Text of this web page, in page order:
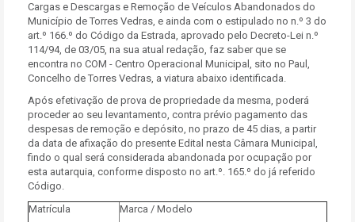
Cargas e Descargas e Remoção de Veículos Abandonados do
Município de Torres Vedras, e ainda com o estipulado no n.º 3 do
art.º 166.º do Código da Estrada, aprovado pelo Decreto-Lei n.º
114/94, de 03/05, na sua atual redação, faz saber que se
encontra no COM - Centro Operacional Municipal, sito no Paul,
Concelho de Torres Vedras, a viatura abaixo identificada.
Após efetivação de prova de propriedade da mesma, poderá
proceder ao seu levantamento, contra prévio pagamento das
despesas de remoção e depósito, no prazo de 45 dias, a partir
da data de afixação do presente Edital nesta Câmara Municipal,
findo o qual será considerada abandonada por ocupação por
esta autarquia, conforme disposto no art.º. 165.º do já referido
Código.
Matrícula
Marca / Modelo